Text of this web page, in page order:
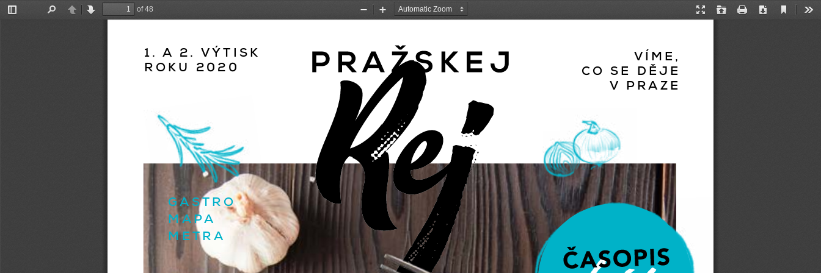
Toggle
PreviousNext
of 48
Presentation
Open Print Download
Current
Zoom
Zoom
GASTRO
MAPA
METRA
VÍME,
CO SE DEJE
V PRAZE
ˇ
1. A
2. VÝTISK
ROKU 2020